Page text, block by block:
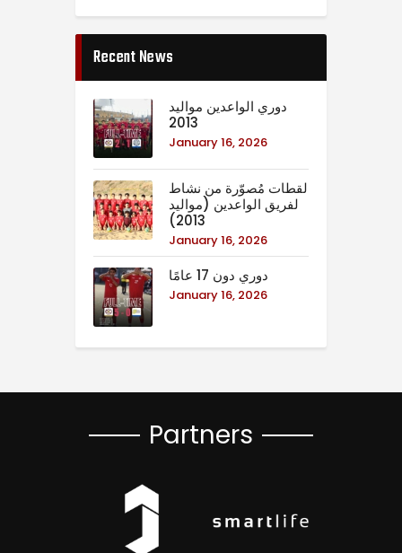
Recent News
دوري الواعدين مواليد
2013
January 16, 2026
لقطات مُصوّرة من نشاط
لفريق الواعدين (مواليد
2013)
January 16, 2026
دوري دون 17 عامًا
January 16, 2026
Partners